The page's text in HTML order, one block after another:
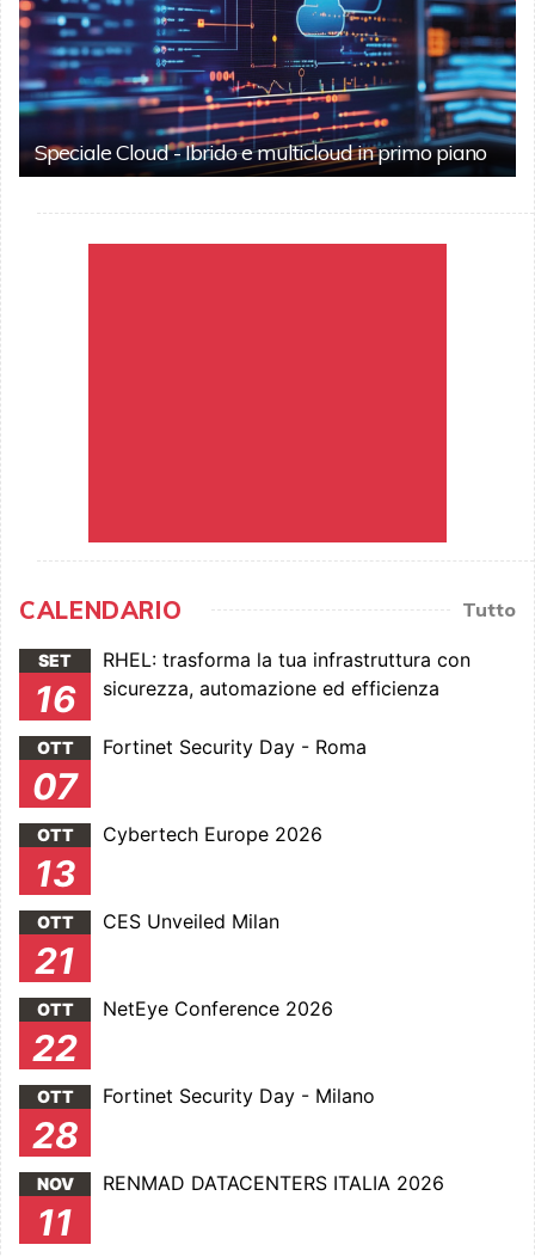
Speciale Cloud - Ibrido e multicloud in primo piano
CALENDARIO Tutto
SET
16
RHEL: trasforma la tua infrastruttura con
sicurezza, automazione ed efficienza
OTT
07
Fortinet Security Day - Roma
OTT
13
Cybertech Europe 2026
OTT
21
CES Unveiled Milan
OTT
22
NetEye Conference 2026
OTT
28
Fortinet Security Day - Milano
NOV
11
RENMAD DATACENTERS ITALIA 2026